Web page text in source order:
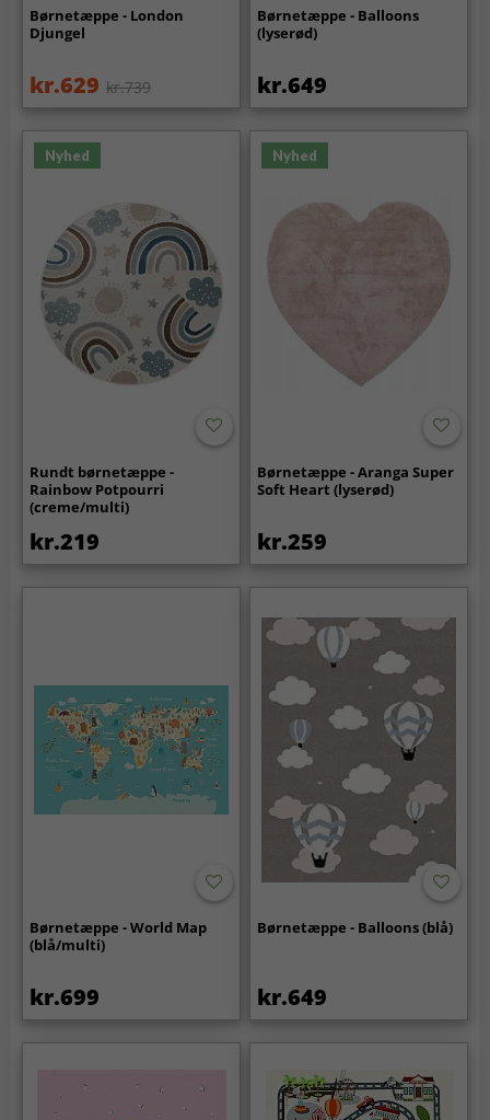
Børnetæppe - London
Djungel
kr.629 kr.739
Børnetæppe - Balloons
(lyserød)
kr.649
Nyhed
Rundt børnetæppe -
Rainbow Potpourri
(creme/multi)
kr.219
Nyhed
Børnetæppe - Aranga Super
Soft Heart (lyserød)
kr.259
Børnetæppe - World Map
(blå/multi)
kr.699
Børnetæppe - Balloons (blå)
kr.649